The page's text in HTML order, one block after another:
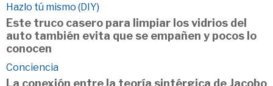
Hazlo tú mismo (DIY)
Este truco casero para limpiar los vidrios del
auto también evita que se empañen y pocos lo
conocen
Conciencia
La conexión entre la teoría sintérgica de Jacobo